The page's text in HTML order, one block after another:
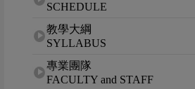
SCHEDULE
教學大綱
SYLLABUS
專業團隊
FACULTY and STAFF